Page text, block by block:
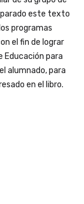
este texto
programas
el fin de lograr
Educación para
alumnado, para
en el libro.